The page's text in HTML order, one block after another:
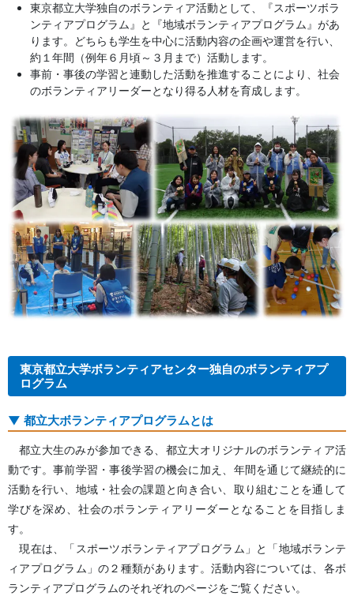
東京都立大学独自のボランティア活動として、『スポーツボラ
ンティアプログラム』と『地域ボランティアプログラム』があ
ります。どちらも学生を中心に活動内容の企画や運営を行い、
約１年間（例年６月頃～３月まで）活動します。
事前・事後の学習と連動した活動を推進することにより、社会
のボランティアリーダーとなり得る人材を育成します。
東京都立大学ボランティアセンター独自のボランティアプ
ログラム
都立大ボランティアプログラムとは
都立大生のみが参加できる、都立大オリジナルのボランティア活
動です。事前学習・事後学習の機会に加え、年間を通じて継続的に
活動を行い、地域・社会の課題と向き合い、取り組むことを通して
学びを深め、社会のボランティアリーダーとなることを目指しま
す。
現在は、「スポーツボランティアプログラム」と「地域ボランテ
ィアプログラム」の２種類があります。活動内容については、各ボ
ランティアプログラムのそれぞれのページをご覧ください。